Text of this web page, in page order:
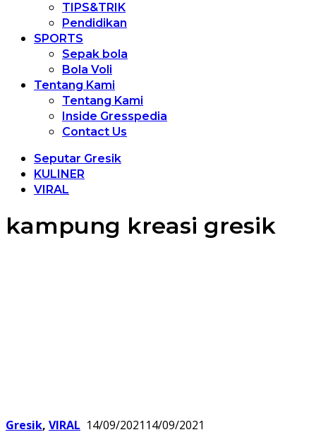
TIPS&TRIK
Pendidikan
SPORTS
Sepak bola
Bola Voli
Tentang Kami
Tentang Kami
Inside Gresspedia
Contact Us
Seputar Gresik
KULINER
VIRAL
kampung kreasi gresik
Gresik, VIRAL 14/09/2021 14/09/2021